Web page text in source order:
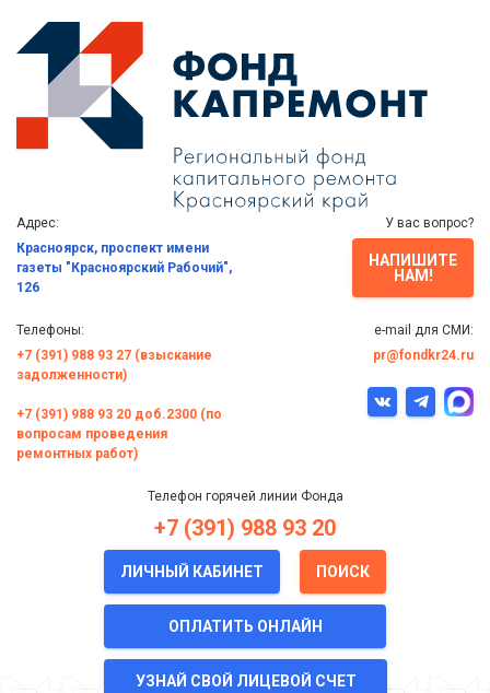
Адрес:
Красноярск, проспект имени
газеты "Красноярский Рабочий",
126
Телефоны:
+7 (391) 988 93 27 (взыскание
задолженности)
+7 (391) 988 93 20 доб.2300 (по
вопросам проведения
ремонтных работ)
У вас вопрос?
НАПИШИТЕ
НАМ!
e-mail для СМИ:
pr@fondkr24.ru
Телефон горячей линии Фонда
+7 (391) 988 93 20
ЛИЧНЫЙ КАБИНЕТ ПОИСК
ОПЛАТИТЬ ОНЛАЙН
УЗНАЙ СВОЙ ЛИЦЕВОЙ СЧЕТ